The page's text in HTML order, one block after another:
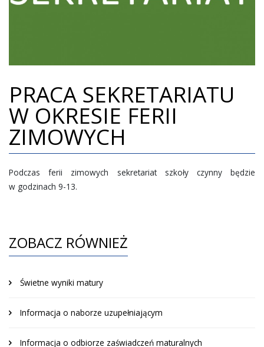
DOKUMENTY
KONTAKT
PRACA SEKRETARIATU
W OKRESIE FERII
ZIMOWYCH
Podczas ferii zimowych sekretariat szkoły czynny będzie
w godzinach 9-13.
ZOBACZ RÓWNIEŻ
Świetne wyniki matury
Informacja o naborze uzupełniającym
Informacja o odbiorze zaświadczeń maturalnych